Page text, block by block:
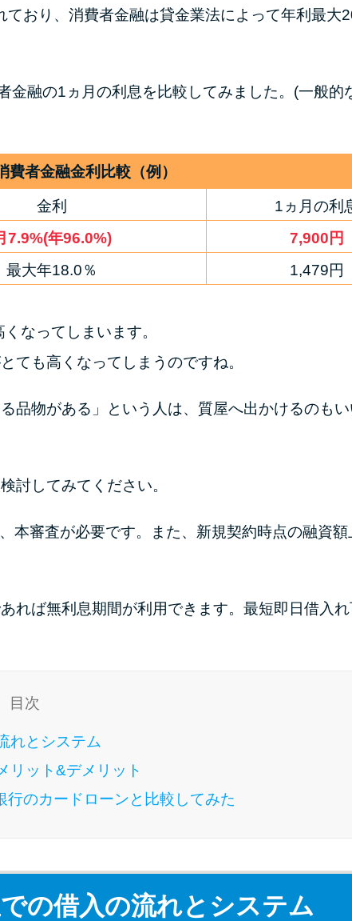
種類・特徴別一覧
今月の家賃払えな
相談より賢い方法2
街金とは？絶対審
をおすすめしない理
質屋でお金を借りる
りる方法がある？
学生がお金を借りる
理由と借りた場合の
らない理由
イックの口コミを分
おり、消費者金融は貸金業法によって年利最大
融の1ヵ月の利息を比較してみました。(一般的
者金融金利比較（例）
金利
1ヵ月の利
7.9%(年96.0%)
7,900円
最大年18.0％ 1,479円
なってしまいます。
ても高くなってしまうのですね。
品物がある」という人は、質屋へ出かけるのもい
討してみてください。
本審査が必要です。また、新規契約時点の融資
れば無利息期間が利用できます。最短即日借入れ
目次
れとシステム
リット&デメリット
のカードローンと比較してみた
の借入の流れとシステム